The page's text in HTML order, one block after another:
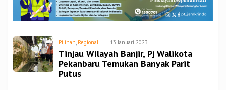
Pilihan Regional | 13 Januari 2023
Tinjau Wilayah Banjir, Pj Walikota
Pekanbaru Temukan Banyak Parit
Putus